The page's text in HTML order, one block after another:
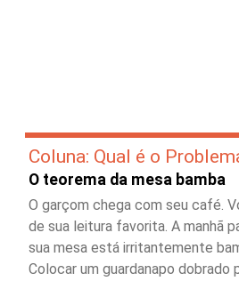
Coluna: Qual é o
O teorema da mesa bamba
O garçom chega com seu café.
de sua leitura favorita. A manhã
sua mesa está irritantemente
Colocar um guardanapo dobrado